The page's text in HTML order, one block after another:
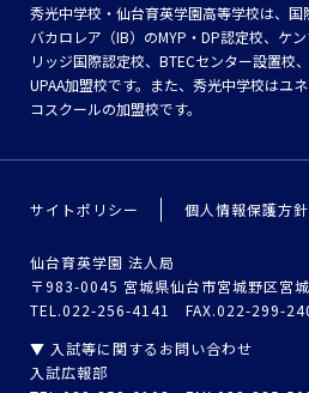
秀光中学校・仙台育英学園高等学校は、国
バカロレア（IB）のMYP・DP認定校、ケ
リッジ国際認定校、BTECセンター設置校、
UPAA加盟校です。また、秀光中学校はユ
コスクールの加盟校です。
サイトポリシー 個人情報保護方針
仙台育英学園 法人局
〒983-0045 宮城県仙台市宮城野区宮
TEL.022-256-4141 FAX.022-299-
▼ 入試等に関するお問い合わせ
入試広報部